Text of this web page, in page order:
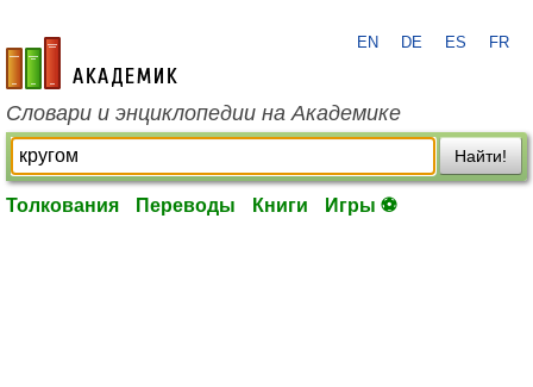
academic.ru
EN DE ES FR
Словари и энциклопедии на Академике
Найти!
Толкования Переводы Книги Игры ⚽